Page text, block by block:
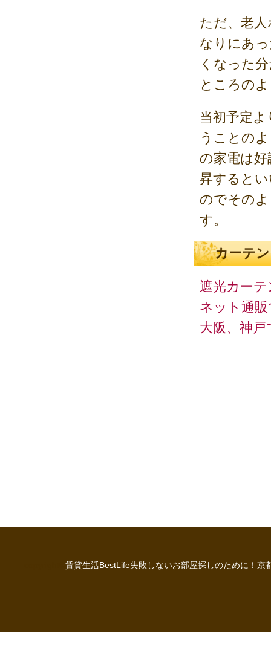
ただ、老
なりにあ
くなった
ところの
当初予定
うことの
の家電は
昇すると
のでその
す。
カーテ
遮光カーテ
ネット通
大阪、神
賃貸生活BestLife失敗しないお部屋探しのために！京